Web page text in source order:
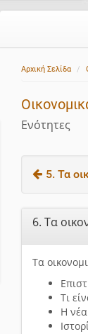
Αρχική Σελίδα
Ενότητες
5. Τα
6. Τα
Τα
Τι
Η